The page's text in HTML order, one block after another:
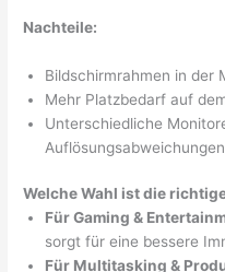
Nachteile:
Bildschirmrahmen in der
Mehr Platzbedarf auf
Unterschiedliche
Welche Wahl ist die
Für Gaming &
sorgt für eine bessere
Für Multitasking &